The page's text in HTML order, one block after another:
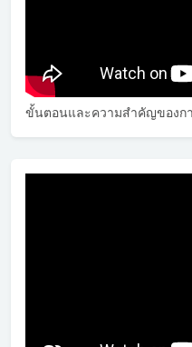
ขั้นตอนและความสำคัญของก